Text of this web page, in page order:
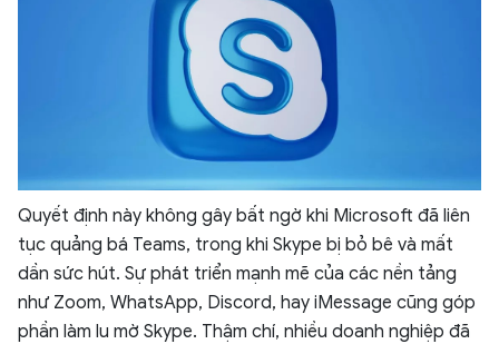
Quyết định này không gây bất ngờ khi Microsoft đã liên
tục quảng bá Teams, trong khi Skype bị bỏ bê và mất
dần sức hút. Sự phát triển mạnh mẽ của các nền tảng
như Zoom, WhatsApp, Discord, hay iMessage cũng góp
phần làm lu mờ Skype. Thậm chí, nhiều doanh nghiệp đã